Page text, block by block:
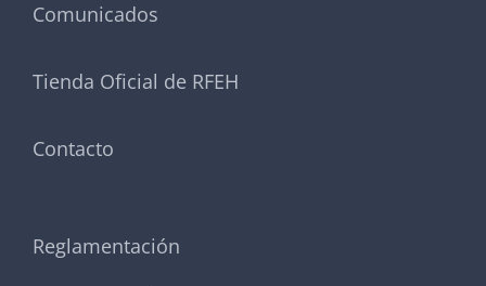
Comunicados
Tienda Oficial de RFEH
Contacto
Reglamentación